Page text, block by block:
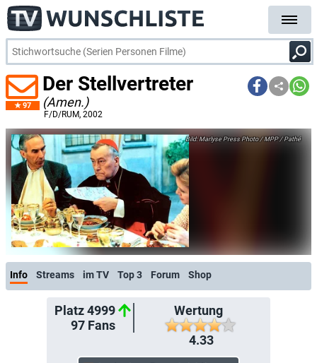
97
Der Stellvertreter
(Amen.)
F/D/RUM, 2002
Marlyse Press Photo / MPP / Pathé
Info Streams im TV Top 3 Forum Shop
Platz 4999
97Fans
Wertung
4.33